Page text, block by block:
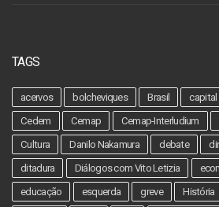
TAGS
acervos bolcheviques Brasil capital
Cedem
Cemap Cemap-Interludium
Cultura
Danilo Nakamura debate
ditadura
Diálogos com Vito Letizia
educação
esquerda greve História